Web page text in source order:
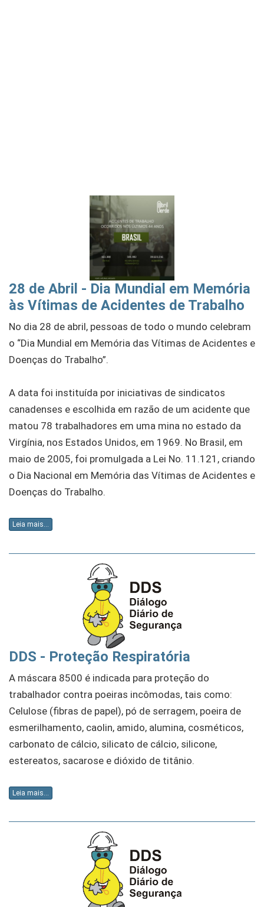
28 de Abril - Dia Mundial em Memória
às Vítimas de Acidentes de Trabalho
No dia 28 de abril, pessoas de todo o mundo celebram
o “Dia Mundial em Memória das Vítimas de Acidentes e
Doenças do Trabalho”.
A data foi instituída por iniciativas de sindicatos
canadenses e escolhida em razão de um acidente que
matou 78 trabalhadores em uma mina no estado da
Virgínia, nos Estados Unidos, em 1969. No Brasil, em
maio de 2005, foi promulgada a Lei No. 11.121, criando
o Dia Nacional em Memória das Vítimas de Acidentes e
Doenças do Trabalho.
Leia mais...
DDS - Proteção Respiratória
A máscara 8500 é indicada para proteção do
trabalhador contra poeiras incômodas, tais como:
Celulose (fibras de papel), pó de serragem, poeira de
esmerilhamento, caolin, amido, alumina, cosméticos,
carbonato de cálcio, silicato de cálcio, silicone,
estereatos, sacarose e dióxido de titânio.
Leia mais...